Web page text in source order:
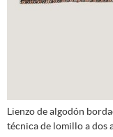
Lienzo de algodón
técnica de lomillo a dos